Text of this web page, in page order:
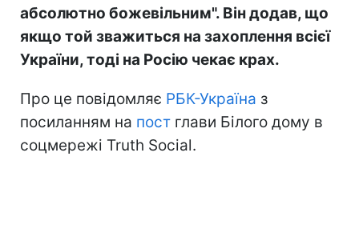
абсолютно божевільним". Він додав, що
якщо той зважиться на захоплення всієї
України, тоді на Росію чекає крах.
Про це повідомляє РБК-Україна з
посиланням на пост глави Білого дому в
соцмережі Truth Social.